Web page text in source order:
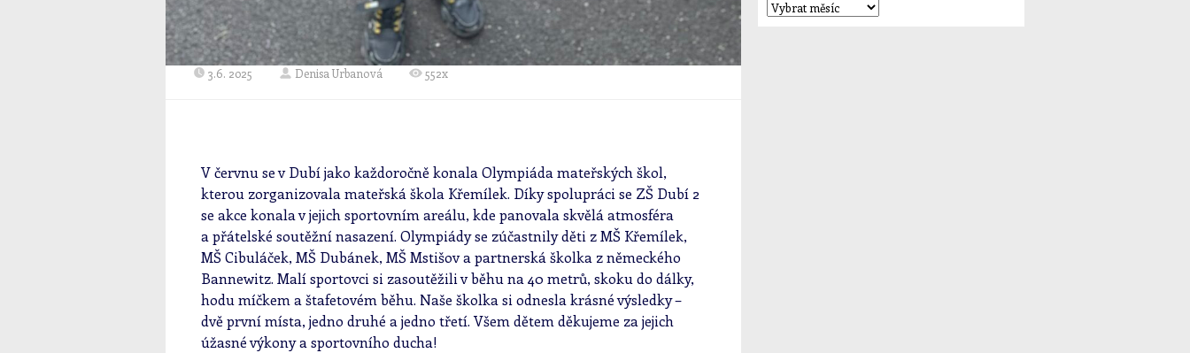
3.6. 2025 Denisa Urbanová 552x
V červnu se v Dubí jako každoročně konala Olympiáda mateřských škol,
kterou zorganizovala mateřská škola Křemílek. Díky spolupráci se ZŠ Dubí 2
se akce konala v jejich sportovním areálu, kde panovala skvělá atmosféra
a přátelské soutěžní nasazení. Olympiády se zúčastnily děti z MŠ Křemílek,
MŠ Cibuláček, MŠ Dubánek, MŠ Mstišov a partnerská školka z německého
Bannewitz. Malí sportovci si zasoutěžili v běhu na 40 metrů, skoku do dálky,
hodu míčkem a štafetovém běhu. Naše školka si odnesla krásné výsledky –
dvě první místa, jedno druhé a jedno třetí. Všem dětem děkujeme za jejich
úžasné výkony a sportovního ducha!